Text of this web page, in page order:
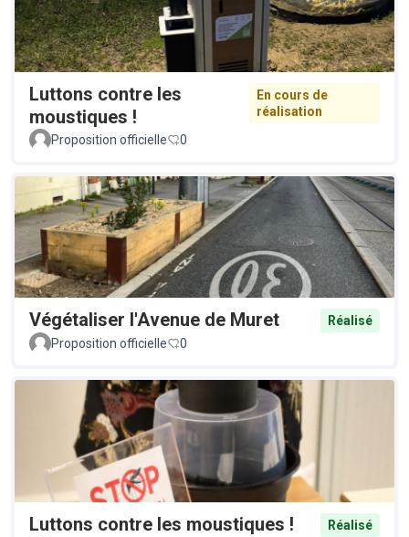
Luttons contre les
moustiques !
En cours de
réalisation
Proposition officielle
0
Végétaliser l'Avenue de Muret
Réalisé
Proposition officielle
0
Luttons contre les moustiques !
Réalisé